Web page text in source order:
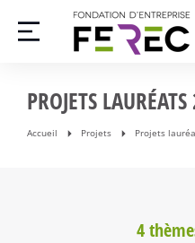
PROJETS
Vous êtes ici :
Accueil Projets Projets
4